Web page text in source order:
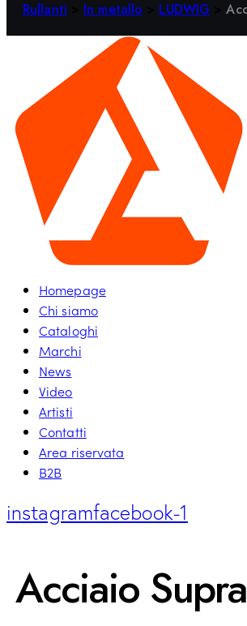
Rullanti In metallo LUDWIG
Homepage
Chi siamo
Cataloghi
Marchi
News
Video
Artisti
Contatti
Area riservata
B2B
instagramfacebook-1
Acciaio